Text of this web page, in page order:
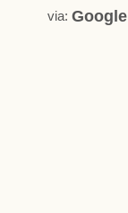
via: Google